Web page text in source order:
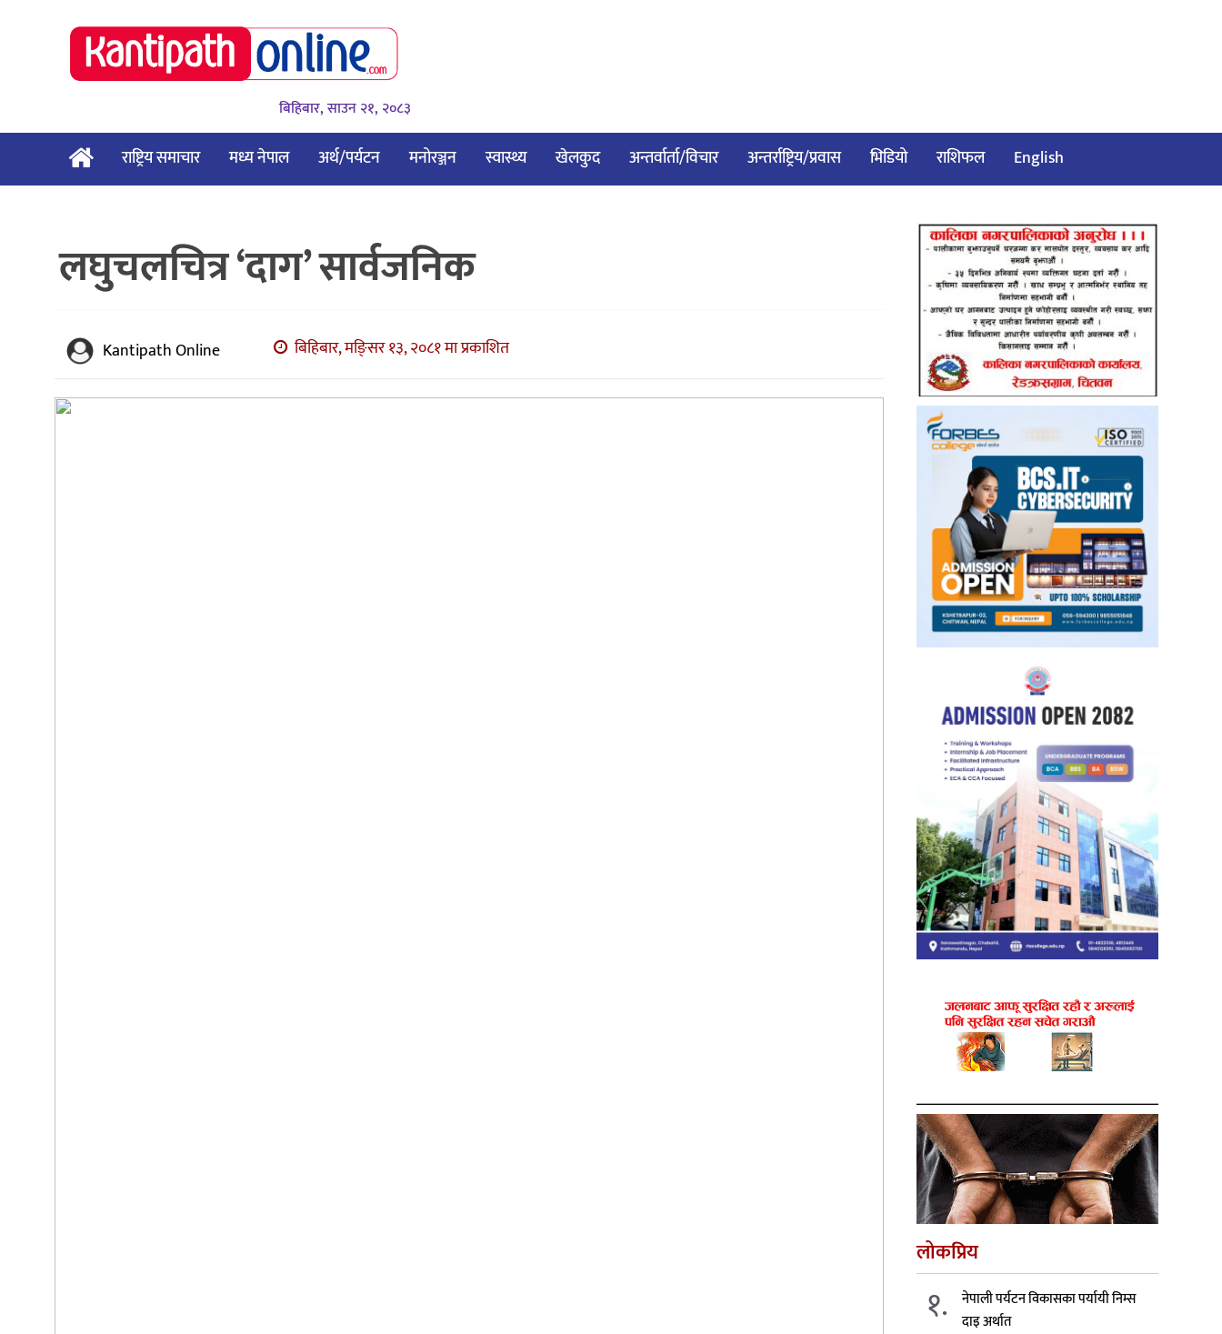
बिहिबार, साउन २१, २०८३
राष्ट्रिय समाचार मध्य नेपाल अर्थ/पर्यटन मनोरञ्जन स्वास्थ्य खेलकुद अन्तर्वार्ता/विचार अन्तर्राष्ट्रिय/प्रवास भिडियो राशिफल English
लघुचलचित्र ‘दाग’ सार्वजनिक
Kantipath Online बिहिबार, मङि्सर १३, २०८१ मा प्रकाशित
लोकप्रिय
१.
नेपाली पर्यटन विकासका पर्यायी निम्स
दाइ अर्थात